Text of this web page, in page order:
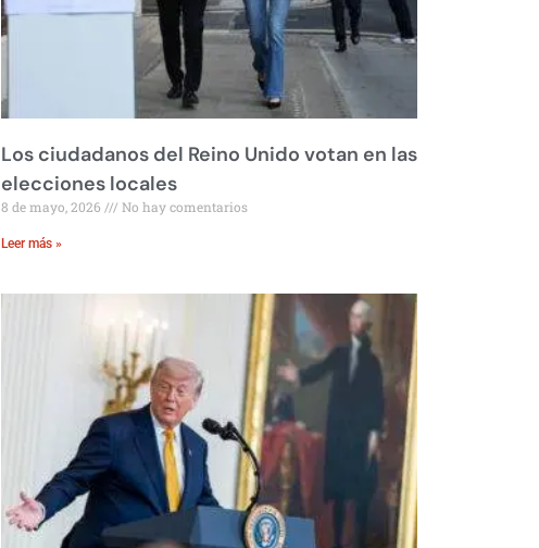
Los ciudadanos del Reino Unido votan en las
elecciones locales
8 de mayo, 2026 No hay comentarios
Leer más »